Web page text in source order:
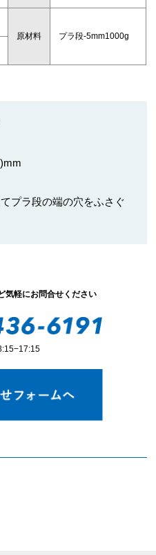
原材料
プラ段-5mm1000g
プラ段の端の穴をふさぐ
気軽にお問合せください